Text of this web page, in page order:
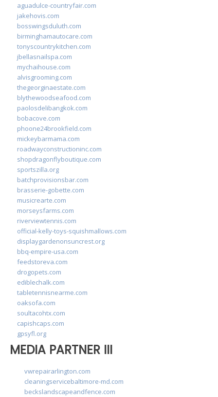
aguadulce-countryfair.com
jakehovis.com
bosswingsduluth.com
birminghamautocare.com
tonyscountrykitchen.com
jbellasnailspa.com
mychaihouse.com
alvisgrooming.com
thegeorginaestate.com
blythewoodseafood.com
paolosdelibangkok.com
bobacove.com
phoone24brookfield.com
mickeybarmama.com
roadwayconstructioninc.com
shopdragonflyboutique.com
sportszilla.org
batchprovisionsbar.com
brasserie-gobette.com
musicrearte.com
morseysfarms.com
riverviewtennis.com
official-kelly-toys-squishmallows.com
displaygardenonsuncrest.org
bbq-empire-usa.com
feedstoreva.com
drogopets.com
ediblechalk.com
tabletennisnearme.com
oaksofa.com
soultacohtx.com
capishcaps.com
gpsyfl.org
MEDIA PARTNER III
vwrepairarlington.com
cleaningservicebaltimore-md.com
beckslandscapeandfence.com